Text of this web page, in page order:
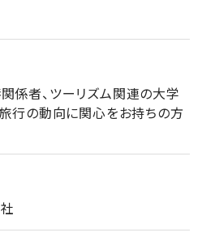
係者、ツーリズム関連の大学
行の動向に関心をお持ちの方